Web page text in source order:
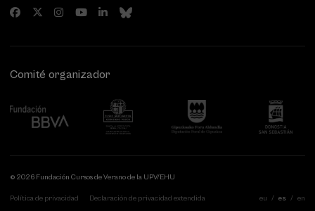
Comité organizador
© 2026 Fundación Cursos de Verano de la UPV/EHU
Política de privacidad Declaración de privacidad extendida eu es en